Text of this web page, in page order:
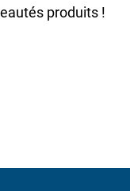
produits !